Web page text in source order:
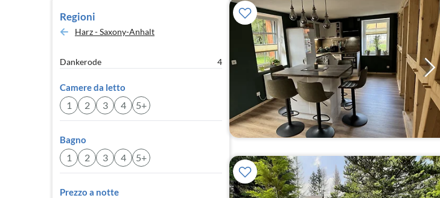
Regioni
Harz - Saxony-Anhalt
Dankerode 4
Camere da letto
1 2 3 4 5+
Bagno
1 2 3 4 5+
Prezzo a notte